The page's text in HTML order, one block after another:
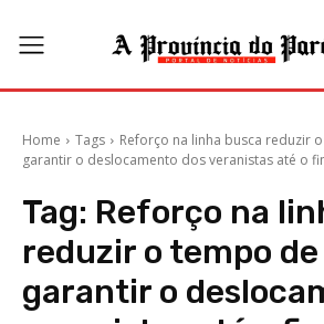
Home Tags
Reforço na linha busca reduzir
garantir o deslocamento dos veranistas até o
Tag: Reforço na
reduzir o tempo
garantir o